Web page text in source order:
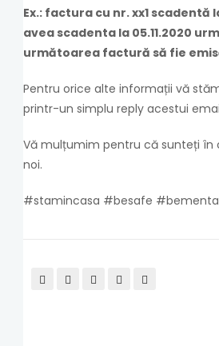
Ex.:factura cu nr. xx1 scadentă
avea scadenta la 05.11.2020
următoarea factură să fie
Pentru orice alte informații vă
printr-un simplu reply acestui
Vă mulțumim pentru că sunteți în
noi.
#stamincasa #besafe